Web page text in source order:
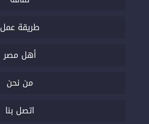
طريقة عمل
أهل مصر
من نحن
اتصل بنا